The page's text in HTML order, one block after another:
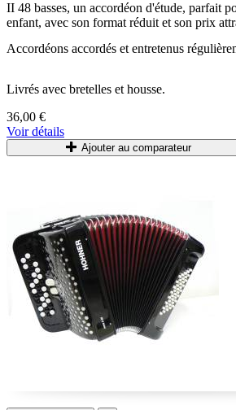
II 48 basses, un accordéon d'étude, parfait
enfant, avec son format réduit et son prix
Accordéons accordés et entretenus
Livrés avec bretelles et housse.
36,00 €
Voir détails
Ajouter au comparateur